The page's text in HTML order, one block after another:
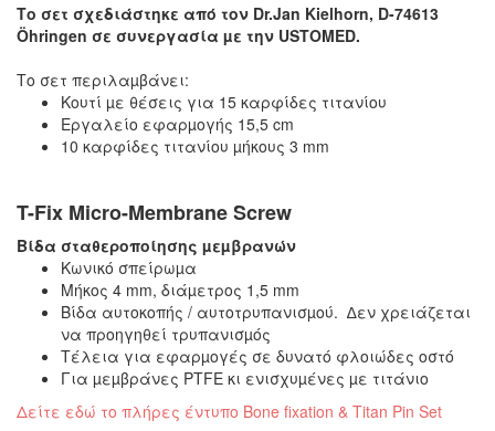
Το σετ σχεδιάστηκε από τον Dr.Jan Kielhorn, D-74613
Öhringen σε συνεργασία µε την USTOMED.
Το σετ περιλαµβάνει:
Κουτί µε θέσεις για 15 καρφίδες τιτανίου
Εργαλείο εφαρµογής 15,5 cm
10 καρφίδες τιτανίου µήκους 3 mm
T-Fix Micro-Membrane Screw
Βίδα σταθεροποίησης µεµβρανών
Κωνικό σπείρωµα
Μήκος 4 mm, διάµετρος 1,5 mm
Βίδα αυτοκοπής / αυτοτρυπανισµού. ∆εν χρειάζεται
να προηγηθεί τρυπανισµός
Τέλεια για εφαρµογές σε δυνατό φλοιώδες οστό
Για µεµβράνες PTFE κι ενισχυµένες µε τιτάνιο
Δείτε εδώ το πλήρες έντυπο Bone fixation & Titan Pin Set